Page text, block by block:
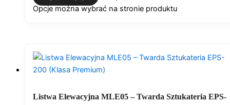
Opcje można wybrać na stronie produktu
Listwa Elewacyjna MLE05 – Twarda Sztukateria EPS-